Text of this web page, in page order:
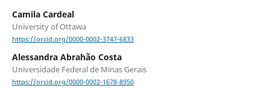
Camila Cardeal
University of Ottawa
https://orcid.org/0000-0002-3747-6833
Alessandra Abrahão Costa
Universidade Federal de Minas Gerais
https://orcid.org/0000-0002-1678-8950